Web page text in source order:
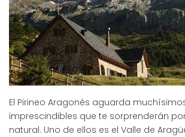
El Pirineo Aragonés aguarda
imprescindibles que te sorprenderán
natural. Uno de ellos es el Valle de